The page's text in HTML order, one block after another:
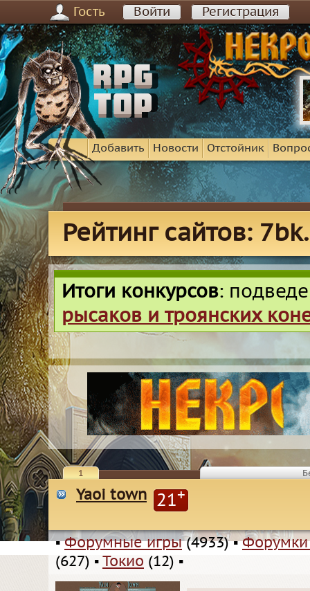
Гость Войти Регистрация
Добавить Новости Отстойник
Рейтинг сайтов:
Итоги конкурсов:
рысаков и троянских
1
Yaoi town 21+
▪Форумные игры(4933)▪
(627) ▪ Токио (12) ▪